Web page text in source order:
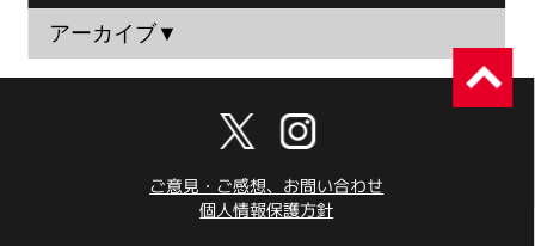
アーカイブ▼
ご意見・ご感想、お問い合わせ
個人情報保護方針